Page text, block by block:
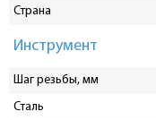
Страна
Инструмент
Шаг резьбы, мм
Сталь